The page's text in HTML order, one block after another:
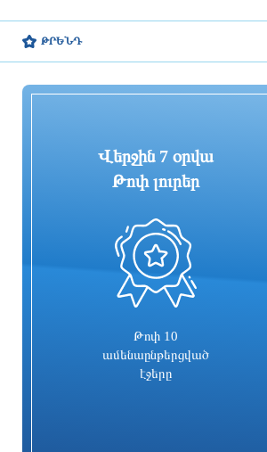
Թրամփը երկրորդ
Տավուշի պարեկները
և տեղափոխել
հատուկ տարածք
2026-ի առաջին
ընտանեկան բռնության
ուղարկվել դատարան. ՔԿ
ԹՐԵՆԴ
Վերջին 7 օրվա
Թոփ լուրեր
Թոփ 10
ամենաընթերցված
էջերը